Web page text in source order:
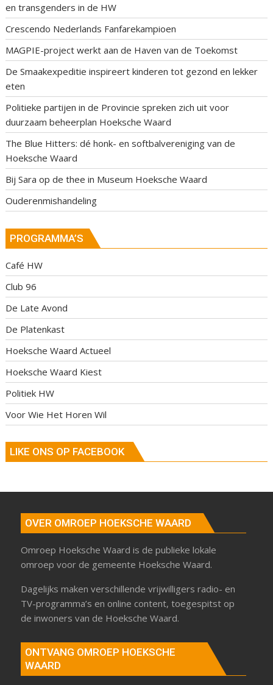
en transgenders in de HW
Crescendo Nederlands Fanfarekampioen
MAGPIE-project werkt aan de Haven van de Toekomst
De Smaakexpeditie inspireert kinderen tot gezond en lekker
eten
Politieke partijen in de Provincie spreken zich uit voor
duurzaam beheerplan Hoeksche Waard
The Blue Hitters: dé honk- en softbalvereniging van de
Hoeksche Waard
Bij Sara op de thee in Museum Hoeksche Waard
Ouderenmishandeling
PROGRAMMA’S
Café HW
Club 96
De Late Avond
De Platenkast
Hoeksche Waard Actueel
Hoeksche Waard Kiest
Politiek HW
Voor Wie Het Horen Wil
LIKE ONS OP FACEBOOK
OVER OMROEP HOEKSCHE WAARD
Omroep Hoeksche Waard is de publieke lokale
omroep voor de gemeente Hoeksche Waard.
Dagelijks maken verschillende vrijwilligers radio- en
TV-programma’s en online content, toegespitst op
de inwoners van de Hoeksche Waard.
ONTVANG OMROEP HOEKSCHE
WAARD